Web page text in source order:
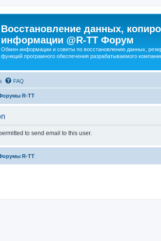
Восстановление данных,
информации @R-TT Форум
Обмен информации и советы по восстановлению данных,
функций програмного обеспечения разрабатываемого
FAQ
R-TT
to send email to this user.
R-TT